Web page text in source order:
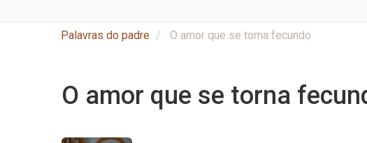
Palavras do padre O amor que se torna fecundo
O amor que se torna